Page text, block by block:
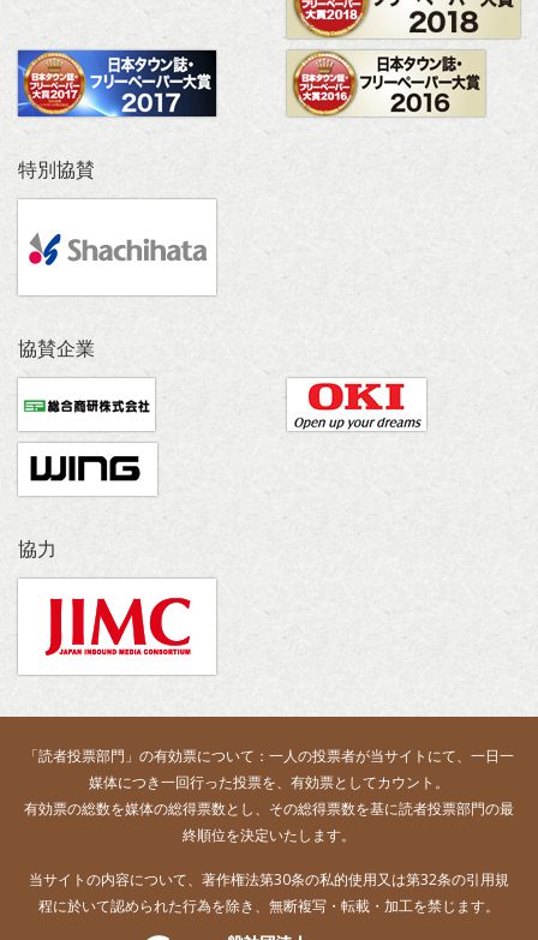
特別協賛
協賛企業
協力
「読者投票部門」の有効票について：一人の投票者が当サイトにて、一日一
媒体につき一回行った投票を、有効票としてカウント。
有効票の総数を媒体の総得票数とし、その総得票数を基に読者投票部門の最
終順位を決定いたします。
当サイトの内容について、著作権法第30条の私的使用又は第32条の引用規
程に於いて認められた行為を除き、無断複写・転載・加工を禁じます。